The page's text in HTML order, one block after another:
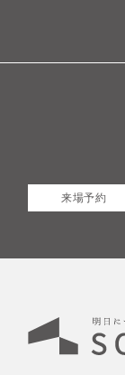
来場予約